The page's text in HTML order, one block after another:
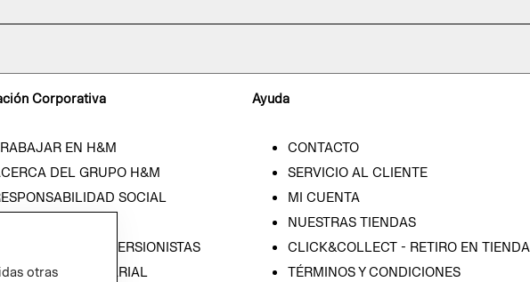
Corporativa
EN H&M
DEL GRUPO H&M
SOCIAL
RELACIÓN CON INVERSIONISTAS
EMPRESARIAL
Ayuda
CONTACTO
SERVICIO AL CLIENTE
MI CUENTA
NUESTRAS TIENDAS
CLICK&COLLECT - RETIRO EN TIENDA
TÉRMINOS Y CONDICIONES
otras